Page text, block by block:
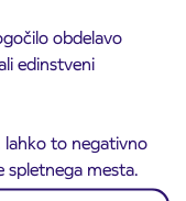
obdelavo
edinstveni
lahko to negativno
spletnega mesta.